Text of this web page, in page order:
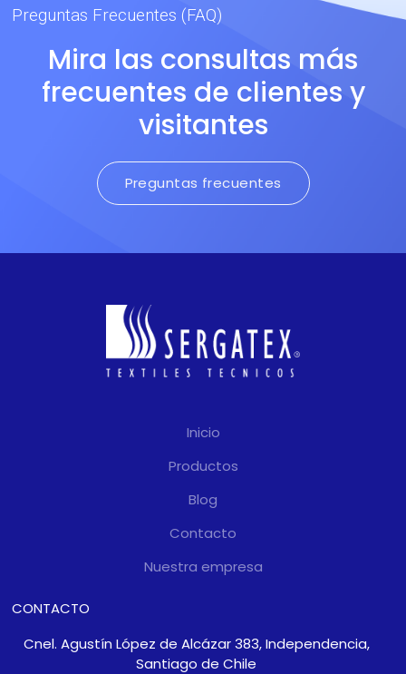
Preguntas Frecuentes (FAQ)
Mira las consultas más
frecuentes de clientes y
visitantes
Preguntas frecuentes
Inicio
Productos
Blog
Contacto
Nuestra empresa
CONTACTO
Cnel. Agustín López de Alcázar 383, Independencia,
Santiago de Chile